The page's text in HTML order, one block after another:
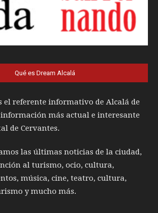
Qué es Dream Alcalá
el referente informativo de Alcalá de
más actual e interesante
de Cervantes.
las últimas noticias de la ciudad,
al turismo, ocio, cultura,
música, cine, teatro, cultura,
y mucho más.